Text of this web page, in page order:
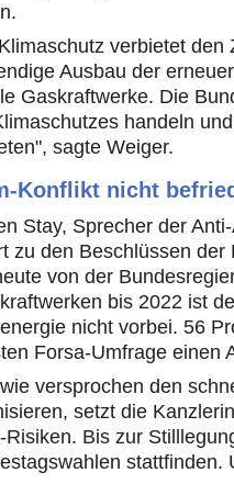
verbietet
Ausbau der
Gaskraftwerke. Die
handeln
sagte Weiger.
Konflikt nicht
Stay, Sprecher der
zu den Beschlüssen
von der
bis 2022 ist
nicht vorbei. 56
Forsa-Umfrage einen
versprochen den
setzt die
Risiken. Bis zur
stattfinden.